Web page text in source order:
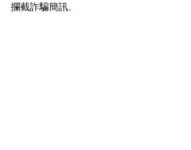
攔截詐騙簡訊。